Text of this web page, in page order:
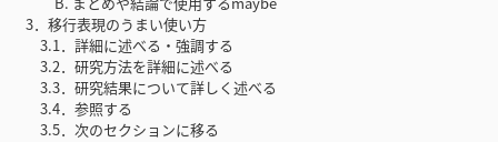
3．移行表現のうまい使い方
3.1．詳細に述べる・強調する
3.2．研究方法を詳細に述べる
3.3．研究結果について詳しく述べる
3.4．参照する
3.5．次のセクションに移る